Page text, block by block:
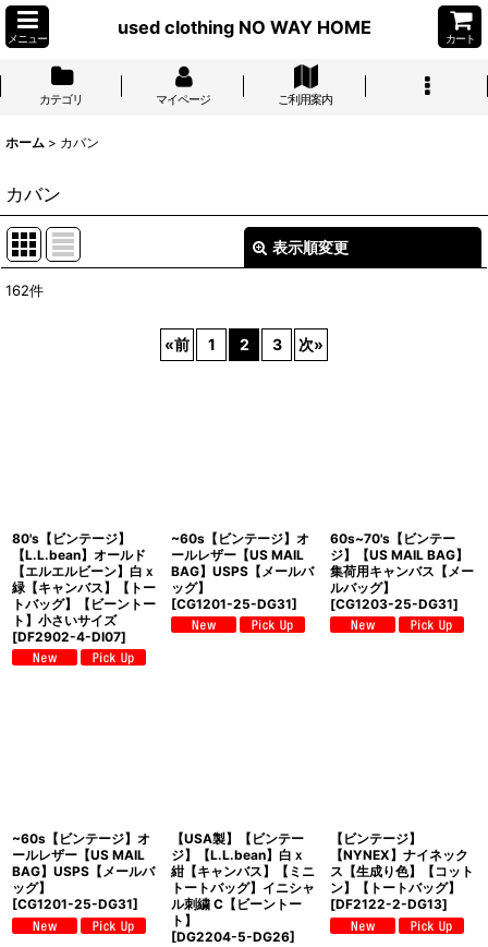
メニュー
used clothing NO WAY HOME
カート
カテゴリ マイページ ご利用案内
ホーム > カバン
カバン
表示順変更
162件
«前 1 2 3 次»
80's【ビンテージ】
【L.L.bean】オールド
【エルエルビーン】白ｘ
緑【キャンバス】【トー
トバッグ】【ビーントー
ト】小さいサイズ
[DF2902-4-DI07]
~60s【ビンテージ】オ
ールレザー【US MAIL
BAG】USPS【メールバ
ッグ】
[CG1201-25-DG31]
60s~70's【ビンテー
ジ】【US MAIL BAG】
集荷用キャンバス【メー
ルバッグ】
[CG1203-25-DG31]
~60s【ビンテージ】オ
ールレザー【US MAIL
BAG】USPS【メールバ
ッグ】
[CG1201-25-DG31]
【USA製】【ビンテー
ジ】【L.L.bean】白ｘ
紺【キャンバス】【ミニ
トートバッグ】イニシャ
ル刺繍 C【ビーントー
ト】
[DG2204-5-DG26]
【ビンテージ】
【NYNEX】ナイネック
ス【生成り色】【コット
ン】【トートバッグ】
[DF2122-2-DG13]